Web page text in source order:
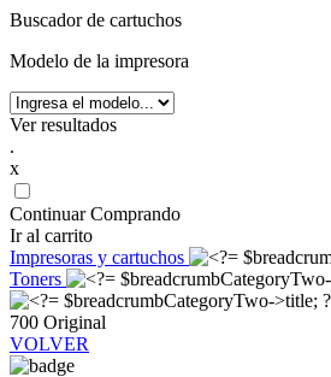
Buscador de cartuchos
Modelo de la impresora
Ver resultados
.
x
Continuar Comprando
Ir al carrito
Impresoras y cartuchos
Toners
700 Original
VOLVER